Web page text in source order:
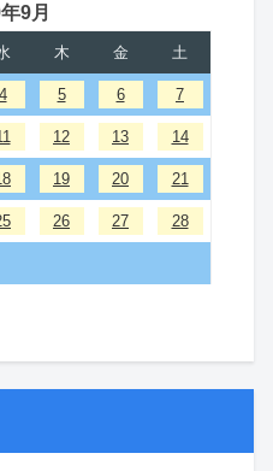
9月
木 金 土
4 5 6 7
12 13 14
19 20 21
26 27 28